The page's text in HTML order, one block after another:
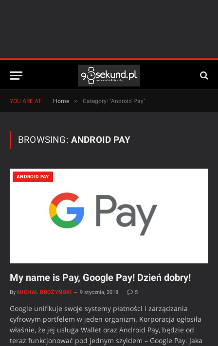
YOU ARE AT: Home » Category: "Android Pay"
BROWSING: ANDROID PAY
ANDROID PAY
My name is Pay, Google Pay! Dzień dobry!
By MICHAŁ BROŻYŃSKI 9 stycznia, 2018 5
Google unifikuje swoje systemy płatności i zarządzania
cyfrowym portfelem w jeden organizm. Korporacja ogłosiła
właśnie, że jej usługa Wallet oraz Android Pay, będzie od
teraz funkcjonować pod jednym szyldem – Google Pay. Jaka